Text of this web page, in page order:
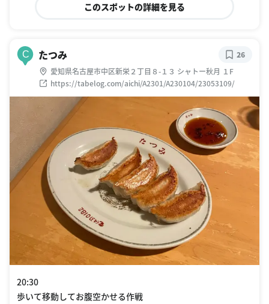
このスポットの詳細を見る
C たつみ
愛知県名古屋市中区新栄２丁目８-１３ シャトー秋月 １F
https://tabelog.com/aichi/A2301/A230104/23053109/
26
20:30
歩いて移動してお腹空かせる作戦